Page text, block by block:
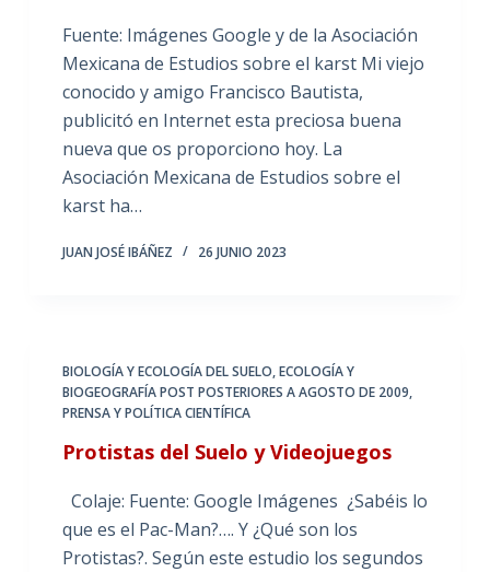
Fuente: Imágenes Google y de la Asociación
Mexicana de Estudios sobre el karst Mi viejo
conocido y amigo Francisco Bautista,
publicitó en Internet esta preciosa buena
nueva que os proporciono hoy. La
Asociación Mexicana de Estudios sobre el
karst ha…
JUAN JOSÉ IBÁÑEZ 26 JUNIO 2023
BIOLOGÍA Y ECOLOGÍA DEL SUELO,ECOLOGÍA Y
BIOGEOGRAFÍA POST POSTERIORES A AGOSTO DE 2009,
PRENSA Y POLÍTICA CIENTÍFICA
Protistas del Suelo y Videojuegos
Colaje: Fuente: Google Imágenes ¿Sabéis lo
que es el Pac-Man?…. Y ¿Qué son los
Protistas?. Según este estudio los segundos